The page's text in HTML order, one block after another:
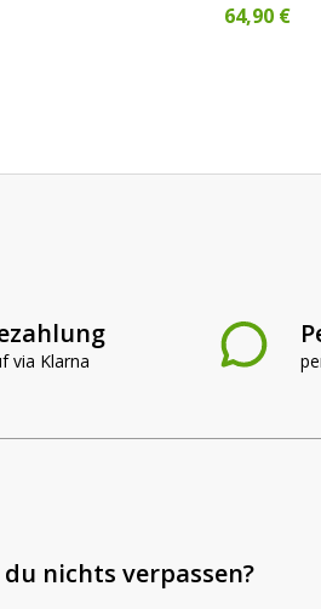
64,90 €
via Klarna
nichts verpassen?